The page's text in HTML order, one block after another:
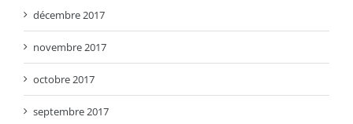
décembre 2017
novembre 2017
octobre 2017
septembre 2017